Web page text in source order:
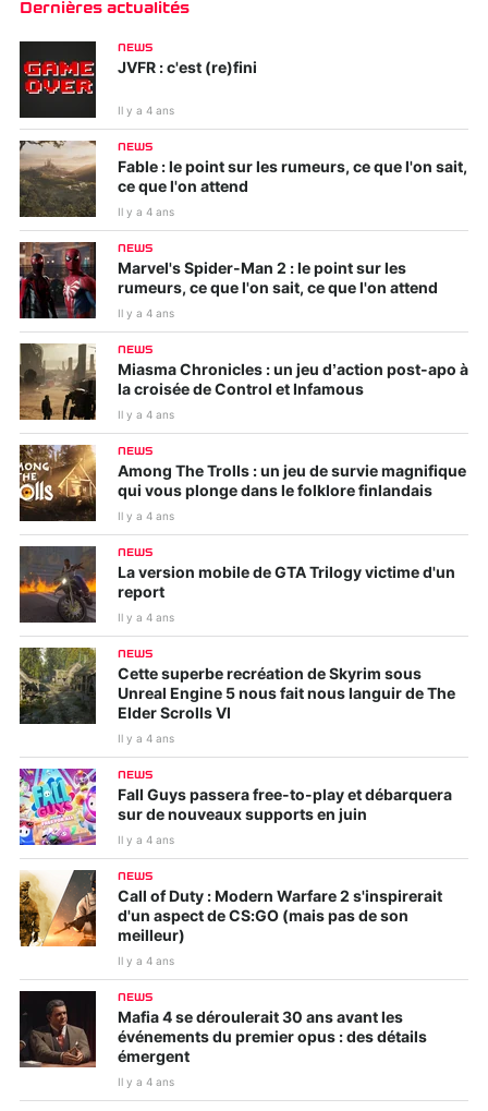
Dernières actualités
NEWS
JVFR : c'est (re)fini
Il y a 4 ans
NEWS
Fable : le point sur les rumeurs, ce que l'on sait,
ce que l'on attend
Il y a 4 ans
NEWS
Marvel's Spider-Man 2 : le point sur les
rumeurs, ce que l'on sait, ce que l'on attend
Il y a 4 ans
NEWS
Miasma Chronicles : un jeu d’action post-apo à
la croisée de Control et Infamous
Il y a 4 ans
NEWS
Among The Trolls : un jeu de survie magnifique
qui vous plonge dans le folklore finlandais
Il y a 4 ans
NEWS
La version mobile de GTA Trilogy victime d'un
report
Il y a 4 ans
NEWS
Cette superbe recréation de Skyrim sous
Unreal Engine 5 nous fait nous languir de The
Elder Scrolls VI
Il y a 4 ans
NEWS
Fall Guys passera free-to-play et débarquera
sur de nouveaux supports en juin
Il y a 4 ans
NEWS
Call of Duty : Modern Warfare 2 s'inspirerait
d'un aspect de CS:GO (mais pas de son
meilleur)
Il y a 4 ans
NEWS
Mafia 4 se déroulerait 30 ans avant les
événements du premier opus : des détails
émergent
Il y a 4 ans